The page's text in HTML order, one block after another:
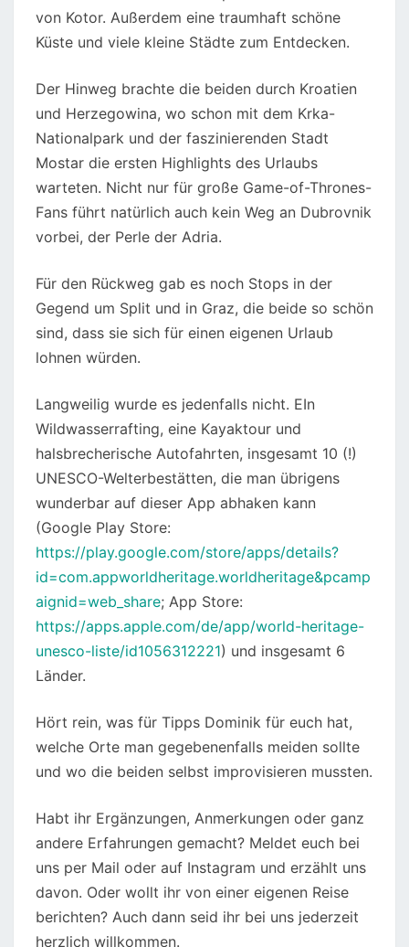
von Kotor. Außerdem eine traumhaft schöne
Küste und viele kleine Städte zum Entdecken.
Der Hinweg brachte die beiden durch Kroatien
und Herzegowina, wo schon mit dem Krka-
Nationalpark und der faszinierenden Stadt
Mostar die ersten Highlights des Urlaubs
warteten. Nicht nur für große Game-of-Thrones-
Fans führt natürlich auch kein Weg an Dubrovnik
vorbei, der Perle der Adria.
Für den Rückweg gab es noch Stops in der
Gegend um Split und in Graz, die beide so schön
sind, dass sie sich für einen eigenen Urlaub
lohnen würden.
Langweilig wurde es jedenfalls nicht. EIn
Wildwasserrafting, eine Kayaktour und
halsbrecherische Autofahrten, insgesamt 10 (!)
UNESCO-Welterbestätten, die man übrigens
wunderbar auf dieser App abhaken kann
(Google Play Store:
https://play.google.com/store/apps/details?
id=com.appworldheritage.worldheritage&pcamp
aignid=web_share; App Store:
https://apps.apple.com/de/app/world-heritage-
unesco-liste/id1056312221) und insgesamt 6
Länder.
Hört rein, was für Tipps Dominik für euch hat,
welche Orte man gegebenenfalls meiden sollte
und wo die beiden selbst improvisieren mussten.
Habt ihr Ergänzungen, Anmerkungen oder ganz
andere Erfahrungen gemacht? Meldet euch bei
uns per Mail oder auf Instagram und erzählt uns
davon. Oder wollt ihr von einer eigenen Reise
berichten? Auch dann seid ihr bei uns jederzeit
herzlich willkommen.